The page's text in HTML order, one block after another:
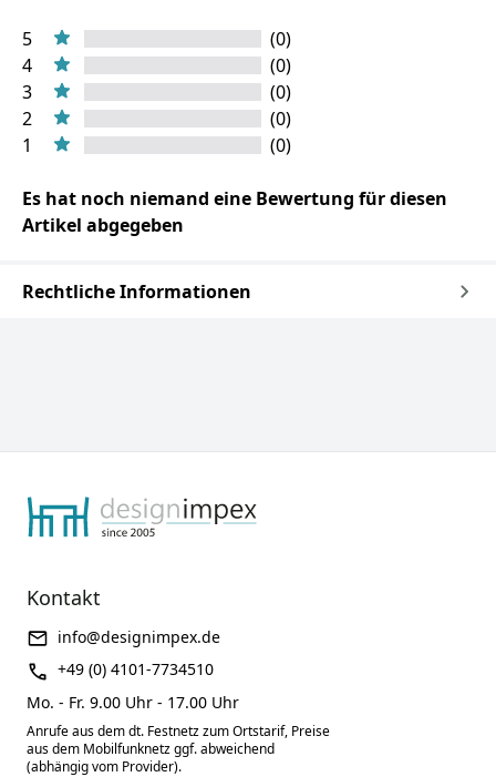
5
(0)
4
(0)
3
(0)
2
(0)
1
(0)
Es hat noch niemand eine Bewertung für diesen
Artikel abgegeben
Rechtliche Informationen
Kontakt
info@designimpex.de
+49 (0) 4101-7734510
Mo. - Fr. 9.00 Uhr - 17.00 Uhr
Anrufe aus dem dt. Festnetz zum Ortstarif, Preise
aus dem Mobilfunknetz ggf. abweichend
(abhängig vom Provider).